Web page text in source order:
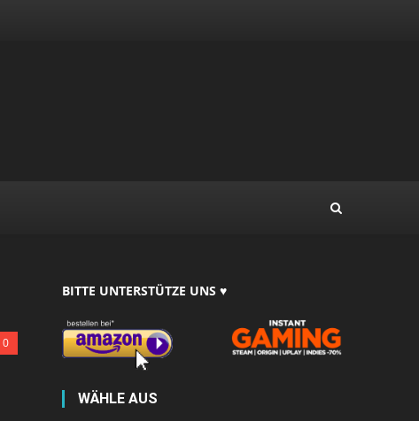
0
BITTE UNTERSTÜTZE UNS ♥
WÄHLE AUS